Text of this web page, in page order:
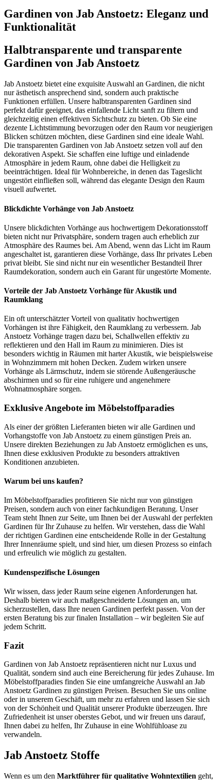
Gardinen von Jab Anstoetz: Eleganz und
Funktionalität
Halbtransparente und transparente
Gardinen von Jab Anstoetz
Jab Anstoetz bietet eine exquisite Auswahl an Gardinen, die nicht
nur ästhetisch ansprechend sind, sondern auch praktische
Funktionen erfüllen. Unsere halbtransparenten Gardinen sind
perfekt dafür geeignet, das einfallende Licht sanft zu filtern und
gleichzeitig einen effektiven Sichtschutz zu bieten. Ob Sie eine
dezente Lichtstimmung bevorzugen oder den Raum vor neugierigen
Blicken schützen möchten, diese Gardinen sind eine ideale Wahl.
Die transparenten Gardinen von Jab Anstoetz setzen voll auf den
dekorativen Aspekt. Sie schaffen eine luftige und einladende
Atmosphäre in jedem Raum, ohne dabei die Helligkeit zu
beeinträchtigen. Ideal für Wohnbereiche, in denen das Tageslicht
ungestört einfließen soll, während das elegante Design den Raum
visuell aufwertet.
Blickdichte Vorhänge von Jab Anstoetz
Unsere blickdichten Vorhänge aus hochwertigem Dekorationsstoff
bieten nicht nur Privatsphäre, sondern tragen auch erheblich zur
Atmosphäre des Raumes bei. Am Abend, wenn das Licht im Raum
angeschaltet ist, garantieren diese Vorhänge, dass Ihr privates Leben
privat bleibt. Sie sind nicht nur ein wesentlicher Bestandteil Ihrer
Raumdekoration, sondern auch ein Garant für ungestörte Momente.
Vorteile der Jab Anstoetz Vorhänge für Akustik und
Raumklang
Ein oft unterschätzter Vorteil von qualitativ hochwertigen
Vorhängen ist ihre Fähigkeit, den Raumklang zu verbessern. Jab
Anstoetz Vorhänge tragen dazu bei, Schallwellen effektiv zu
reflektieren und den Hall im Raum zu minimieren. Dies ist
besonders wichtig in Räumen mit harter Akustik, wie beispielsweise
in Wohnzimmern mit hohen Decken. Zudem wirken unsere
Vorhänge als Lärmschutz, indem sie störende Außengeräusche
abschirmen und so für eine ruhigere und angenehmere
Wohnatmosphäre sorgen.
Exklusive Angebote im Möbelstoffparadies
Als einer der größten Lieferanten bieten wir alle Gardinen und
Vorhangstoffe von Jab Anstoetz zu einem günstigen Preis an.
Unsere direkten Beziehungen zu Jab Anstoetz ermöglichen es uns,
Ihnen diese exklusiven Produkte zu besonders attraktiven
Konditionen anzubieten.
Warum bei uns kaufen?
Im Möbelstoffparadies profitieren Sie nicht nur von günstigen
Preisen, sondern auch von einer fachkundigen Beratung. Unser
Team steht Ihnen zur Seite, um Ihnen bei der Auswahl der perfekten
Gardinen für Ihr Zuhause zu helfen. Wir verstehen, dass die Wahl
der richtigen Gardinen eine entscheidende Rolle in der Gestaltung
Ihrer Innenräume spielt, und sind hier, um diesen Prozess so einfach
und erfreulich wie möglich zu gestalten.
Kundenspezifische Lösungen
Wir wissen, dass jeder Raum seine eigenen Anforderungen hat.
Deshalb bieten wir auch maßgeschneiderte Lösungen an, um
sicherzustellen, dass Ihre neuen Gardinen perfekt passen. Von der
ersten Beratung bis zur finalen Installation – wir begleiten Sie auf
jedem Schritt.
Fazit
Gardinen von Jab Anstoetz repräsentieren nicht nur Luxus und
Qualität, sondern sind auch eine Bereicherung für jedes Zuhause. Im
Möbelstoffparadies finden Sie eine umfangreiche Auswahl an Jab
Anstoetz Gardinen zu günstigen Preisen. Besuchen Sie uns online
oder in unserem Geschäft, um mehr zu erfahren und lassen Sie sich
von der Schönheit und Qualität unserer Produkte überzeugen. Ihre
Zufriedenheit ist unser oberstes Gebot, und wir freuen uns darauf,
Ihnen dabei zu helfen, Ihr Zuhause in eine Wohlfühloase zu
verwandeln.
Jab Anstoetz Stoffe
Wenn es um den Marktführer für qualitative Wohntextilien geht,